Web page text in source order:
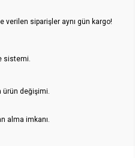
verilen siparişler aynı gün kargo!
sistemi.
ürün değişimi.
alma imkanı.